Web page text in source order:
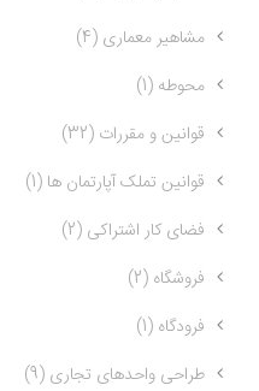
مشاهیر معماری (4)
محوطه (1)
قوانین و مقررات (32)
قوانین تملک آپارتمان ها (1)
فضای کار اشتراکی (2)
فروشگاه (2)
فرودگاه (1)
طراحی واحدهای تجاری (9)